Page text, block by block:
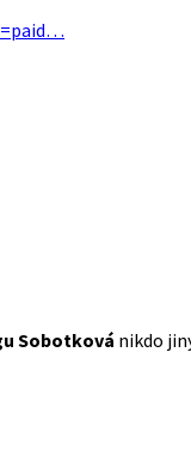
Sobotková nikdo